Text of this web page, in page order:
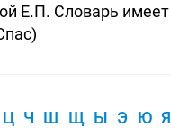
Е.П. Словарь имеет
Ц Ч Ш Щ Ы Э Ю Я